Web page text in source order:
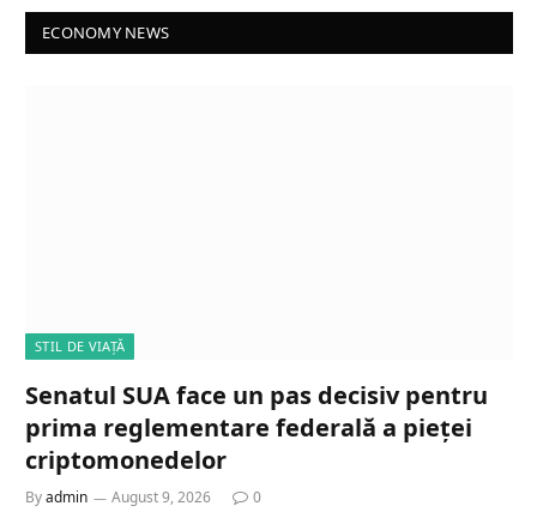
ECONOMY NEWS
STIL DE VIAȚĂ
Senatul SUA face un pas decisiv pentru
prima reglementare federală a pieței
criptomonedelor
Byadmin August 9, 2026 0